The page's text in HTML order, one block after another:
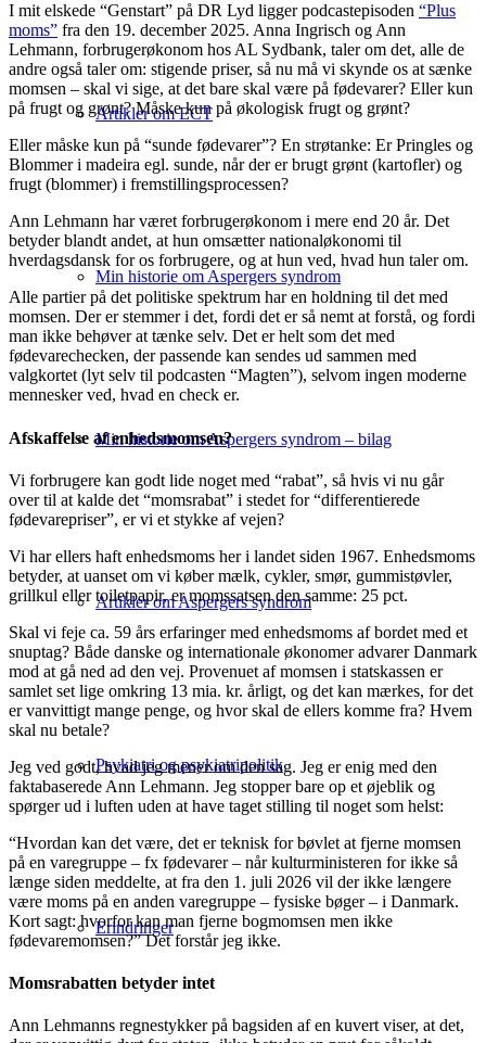
Artikler om ECT
Min historie om Aspergers syndrom
Min historie om Aspergers syndrom – bilag
Artikler om Aspergers syndrom
Psykiatri og psykiatripolitik
Erindringer
I mit elskede “Genstart” på DR Lyd ligger podcastepisoden “Plus
moms” fra den 19. december 2025. Anna Ingrisch og Ann
Lehmann, forbrugerøkonom hos AL Sydbank, taler om det, alle de
andre også taler om: stigende priser, så nu må vi skynde os at sænke
momsen – skal vi sige, at det bare skal være på fødevarer? Eller kun
på frugt og grønt? Måske kun på økologisk frugt og grønt?
Eller måske kun på “sunde fødevarer”? En strøtanke: Er Pringles og
Blommer i madeira egl. sunde, når der er brugt grønt (kartofler) og
frugt (blommer) i fremstillingsprocessen?
Ann Lehmann har været forbrugerøkonom i mere end 20 år. Det
betyder blandt andet, at hun omsætter nationaløkonomi til
hverdagsdansk for os forbrugere, og at hun ved, hvad hun taler om.
Alle partier på det politiske spektrum har en holdning til det med
momsen. Der er stemmer i det, fordi det er så nemt at forstå, og fordi
man ikke behøver at tænke selv. Det er helt som det med
fødevarechecken, der passende kan sendes ud sammen med
valgkortet (lyt selv til podcasten “Magten”), selvom ingen moderne
mennesker ved, hvad en check er.
Afskaffelse af enhedsmomsen?
Vi forbrugere kan godt lide noget med “rabat”, så hvis vi nu går
over til at kalde det “momsrabat” i stedet for “differentierede
fødevarepriser”, er vi et stykke af vejen?
Vi har ellers haft enhedsmoms her i landet siden 1967. Enhedsmoms
betyder, at uanset om vi køber mælk, cykler, smør, gummistøvler,
grillkul eller toiletpapir, er momssatsen den samme: 25 pct.
Skal vi feje ca. 59 års erfaringer med enhedsmoms af bordet med et
snuptag? Både danske og internationale økonomer advarer Danmark
mod at gå ned ad den vej. Provenuet af momsen i statskassen er
samlet set lige omkring 13 mia. kr. årligt, og det kan mærkes, for det
er vanvittigt mange penge, og hvor skal de ellers komme fra? Hvem
skal nu betale?
Jeg ved godt, hvad jeg mener om den sag. Jeg er enig med den
faktabaserede Ann Lehmann. Jeg stopper bare op et øjeblik og
spørger ud i luften uden at have taget stilling til noget som helst:
“Hvordan kan det være, det er teknisk for bøvlet at fjerne momsen
på en varegruppe – fx fødevarer – når kulturministeren for ikke så
længe siden meddelte, at fra den 1. juli 2026 vil der ikke længere
være moms på en anden varegruppe – fysiske bøger – i Danmark.
Kort sagt: hvorfor kan man fjerne bogmomsen men ikke
fødevaremomsen?” Det forstår jeg ikke.
Momsrabatten betyder intet
Ann Lehmanns regnestykker på bagsiden af en kuvert viser, at det,